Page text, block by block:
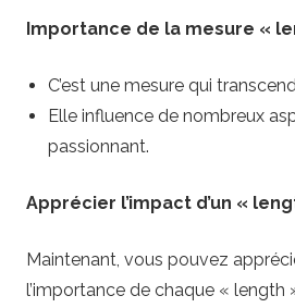
Importance de la mesure «
C’est une mesure qui
Elle influence de nombreux
passionnant.
Apprécier l’impact d’un «
Maintenant, vous pouvez
l’importance de chaque « length